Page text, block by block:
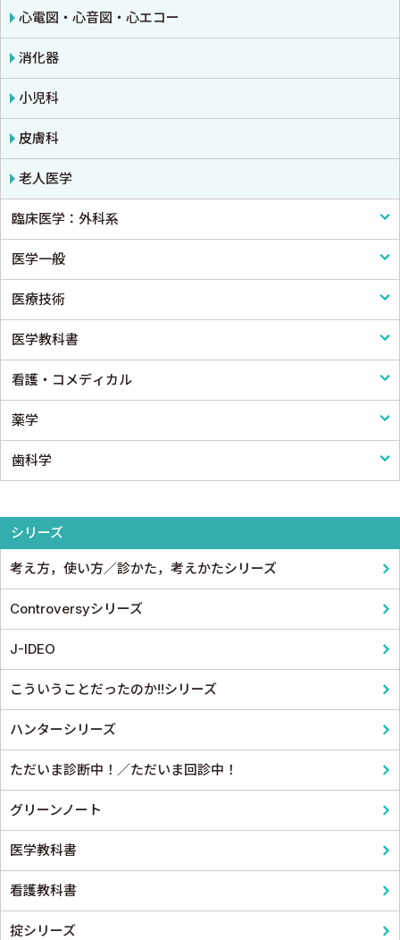
心電図・心音図・心エコー
消化器
小児科
皮膚科
老人医学
臨床医学：外科系
外科学一般
脳神経外科
心臓・血管外科
消化器外科
小児外科
形成外科
スポーツ医学
産婦人科
医学一般
医学一般・医学概論
医療制度
病院管理
医療統計
論文・医学情報
医療技術
リハビリテーション技術
鍼灸・柔道整復
医学教科書
医学教科書
看護・コメディカル
看護
看護教科書
薬学
薬学
歯科学
シリーズ
考え方，使い方／診かた，考えかたシリーズ
Controversyシリーズ
J-IDEO
こういうことだったのか!!シリーズ
ハンターシリーズ
ただいま診断中！／ただいま回診中！
グリーンノート
医学教科書
看護教科書
掟シリーズ